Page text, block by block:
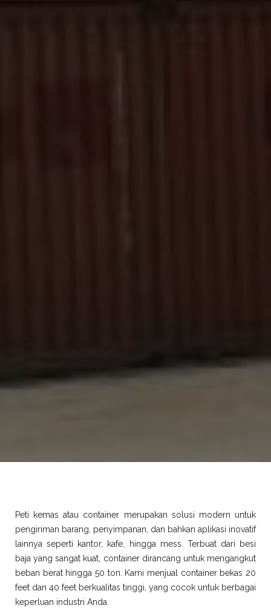
Peti kemas atau container merupakan solusi modern untuk
pengiriman barang, penyimpanan, dan bahkan aplikasi inovatif
lainnya seperti kantor, kafe, hingga mess. Terbuat dari besi
baja yang sangat kuat, container dirancang untuk mengangkut
beban berat hingga 50 ton. Kami menjual container bekas 20
feet dan 40 feet berkualitas tinggi, yang cocok untuk berbagai
keperluan industri Anda.